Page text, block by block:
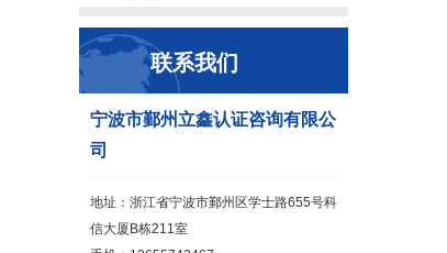
联系我们
宁波市鄞州立鑫认证咨询有限公
司
地址：浙江省宁波市鄞州区学士路655号科
信大厦B栋211室